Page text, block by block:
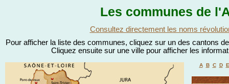
Les communes de
Consultez directement les noms
Pour afficher la liste des communes, cliquez sur un des cantons
Cliquez ensuite sur une ville pour afficher les
A B C D E